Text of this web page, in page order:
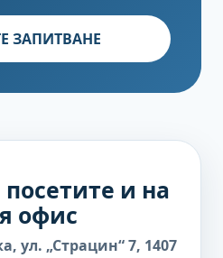
ЗАПИТВАНЕ
и на
офис
ул. „Страцин“ 7, 1407